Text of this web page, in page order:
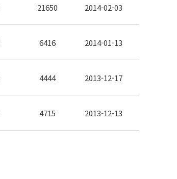
21650 2014-02-03
6416 2014-01-13
4444 2013-12-17
4715 2013-12-13